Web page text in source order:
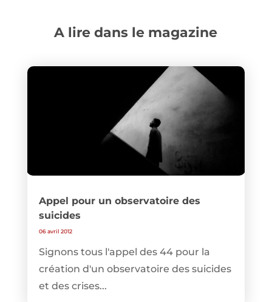
A lire dans le magazine
Appel pour un observatoire des
suicides
06 avril 2012
Signons tous l'appel des 44 pour la
création d'un observatoire des suicides
et des crises...